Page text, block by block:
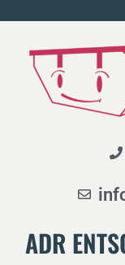
ADR